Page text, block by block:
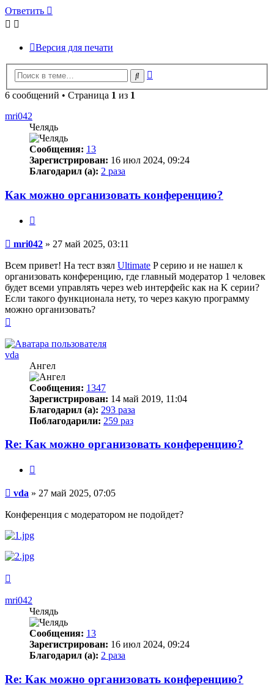
Ответить
Версия для печати
Поиск
6 сообщений • Страница 1 из 1
mri042
Челядь
Сообщения: 13
Зарегистрирован: 16 июл 2024, 09:24
Благодарил (а): 2 раза
Как можно организовать конференцию?
Сообщение
mri042 » 27 май 2025, 03:11
Всем привет! На тест взял Ultimate P серию и не нашел к
организовать конференцию, где главный модератор 1 человек
будет всеми управлять через web интерфейс как на K серии?
Если такого функционала нету, то через какую программу
можно организовать?
началу
vda
Ангел
Сообщения: 1347
Зарегистрирован: 14 май 2019, 11:04
Благодарил (а): 293 раза
Поблагодарили: 259 раз
Re: Как можно организовать конференцию?
Сообщение
vda » 27 май 2025, 07:05
Конференция с модератором не подойдет?
началу
mri042
Челядь
Сообщения: 13
Зарегистрирован: 16 июл 2024, 09:24
Благодарил (а): 2 раза
Re: Как можно организовать конференцию?